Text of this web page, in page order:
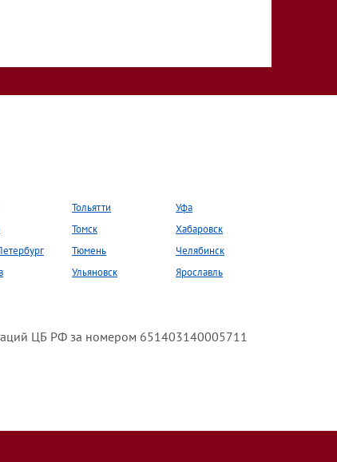
Тольятти
Томск
Тюмень
Ульяновск
Уфа
Хабаровск
Челябинск
Ярославль
ЦБ РФ за номером 651403140005711